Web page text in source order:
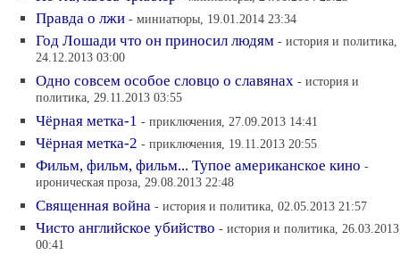
Правда о лжи - миниатюры, 19.01.2014 23:34
Год Лошади что он приносил людям - история и политика,
24.12.2013 03:00
Одно совсем особое словцо о славянах - история и
политика, 29.11.2013 03:55
Чёрная метка-1 - приключения, 27.09.2013 14:41
Чёрная метка-2 - приключения, 19.11.2013 20:55
Фильм, фильм, фильм... Тупое американское кино -
ироническая проза, 29.08.2013 22:48
Священная война - история и политика, 02.05.2013 21:57
Чисто английское убийство - история и политика, 26.03.2013
00:41